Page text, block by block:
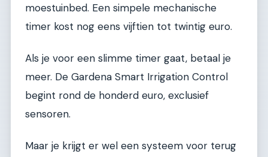
moestuinbed. Een simpele mechanische
timer kost nog eens vijftien tot twintig euro.
Als je voor een slimme timer gaat, betaal je
meer. De Gardena Smart Irrigation Control
begint rond de honderd euro, exclusief
sensoren.
Maar je krijgt er wel een systeem voor terug